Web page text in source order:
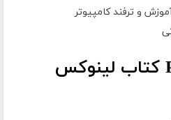
و ترفند کامپیوتر
دانلود رایگان PDF کتاب لینوکس